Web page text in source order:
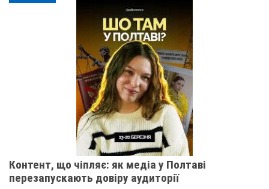
Контент, що чіпляє: як медіа у Полтаві
перезапускають довіру аудиторії